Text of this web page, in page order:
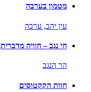
מטמון בערבה
עין יהב, ערבה
חי נגב – חוויה מדברית
הר הנגב
חוות הקקטוסים